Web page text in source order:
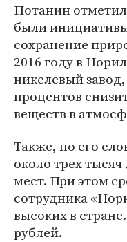
Потанин
были
сохранение
2016 году в
никелевый
процентов
веществ в
Также, по его
около трех
мест. При этом
сотрудника
высоких в
рублей.